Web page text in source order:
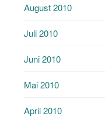
August 2010
Juli 2010
Juni 2010
Mai 2010
April 2010